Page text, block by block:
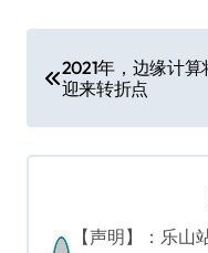
章
导
2021年，边缘计算
迎来转折点
【声明】：乐